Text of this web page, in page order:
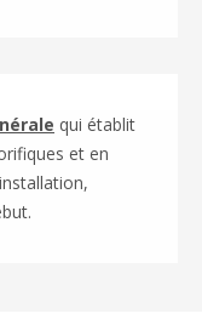
qui établit
et en